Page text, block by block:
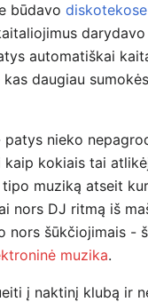
būdavo diskotekose
automatiškai
daugiau
patys nieko
kaip kokiais tai
muziką atseit
nors DJ ritmą iš
nors šūkčiojimais -
muzika.
į naktinį klubą ir